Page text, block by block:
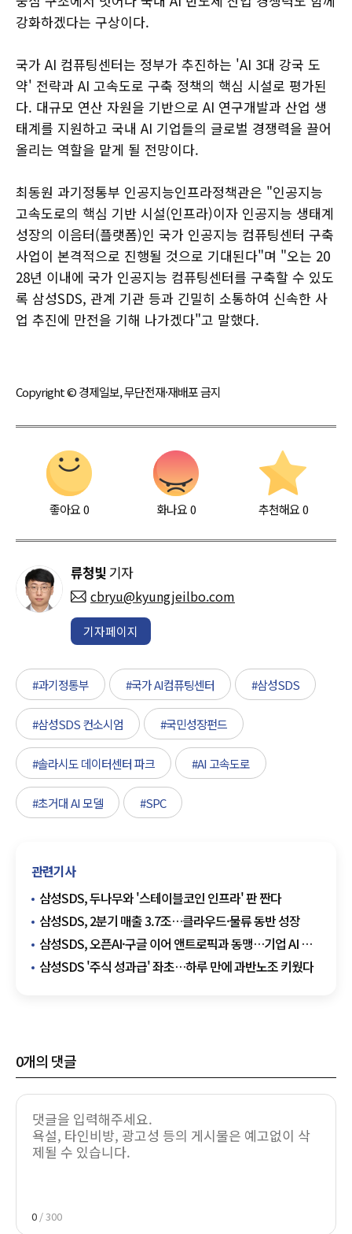
강화하겠다는 구상이다.
국가 AI 컴퓨팅센터는 정부가 추진하는 'AI 3대 강국 도
약' 전략과 AI 고속도로 구축 정책의 핵심 시설로 평가된
다. 대규모 연산 자원을 기반으로 AI 연구개발과 산업 생
태계를 지원하고 국내 AI 기업들의 글로벌 경쟁력을 끌어
올리는 역할을 맡게 될 전망이다.
최동원 과기정통부 인공지능인프라정책관은 "인공지능
고속도로의 핵심 기반 시설(인프라)이자 인공지능 생태계
성장의 이음터(플랫폼)인 국가 인공지능 컴퓨팅센터 구축
사업이 본격적으로 진행될 것으로 기대된다"며 "오는 20
28년 이내에 국가 인공지능 컴퓨팅센터를 구축할 수 있도
록 삼성SDS, 관계 기관 등과 긴밀히 소통하여 신속한 사
업 추진에 만전을 기해 나가겠다"고 말했다.
Copyright © 경제일보, 무단전재·재배포 금지
좋아요0 화나요0 추천해요 0
류청빛 기자
cbryu@kyungjeilbo.com
기자페이지
#과기정통부 #국가 AI컴퓨팅센터 #삼성SDS
#삼성SDS 컨소시엄 #국민성장펀드
#솔라시도 데이터센터 파크 #AI 고속도로
#초거대 AI 모델 #SPC
관련기사
삼성SDS, 두나무와 '스테이블코인 인프라' 판 짠다
삼성SDS, 2분기 매출 3.7조…클라우드·물류 동반 성장
삼성SDS, 오픈AI·구글 이어 앤트로픽과 동맹…기업 AI 판
키운다
삼성SDS '주식 성과급' 좌초…하루 만에 과반노조 키웠다
0개의 댓글
0 / 300